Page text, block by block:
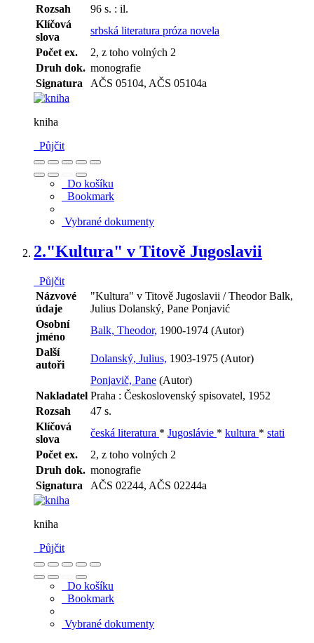
Rozsah
96 s. : il.
Klíčová
slova
srbská literatura próza novela
Počet ex.
2, z toho volných 2
Druh dok. monografie
Signatura
AČS 05104, AČS 05104a
kniha
Půjčit
Do košíku
Bookmark
Vybrané dokumenty
2."Kultura" v Titově Jugoslavii
Půjčit
Názvové
údaje
"Kultura" v Titově Jugoslavii / Theodor Balk,
Julius Dolanský, Pane Ponjavić
Osobní
jméno
Balk, Theodor, 1900-1974 (Autor)
Další
autoři
Dolanský, Julius, 1903-1975 (Autor)
Ponjavič, Pane (Autor)
Nakladatel Praha : Československý spisovatel, 1952
Rozsah
47 s.
Klíčová
slova
česká literatura * Jugoslávie * kultura * stati
Počet ex.
2, z toho volných 2
Druh dok. monografie
Signatura
AČS 02244, AČS 02244a
kniha
Půjčit
Do košíku
Bookmark
Vybrané dokumenty